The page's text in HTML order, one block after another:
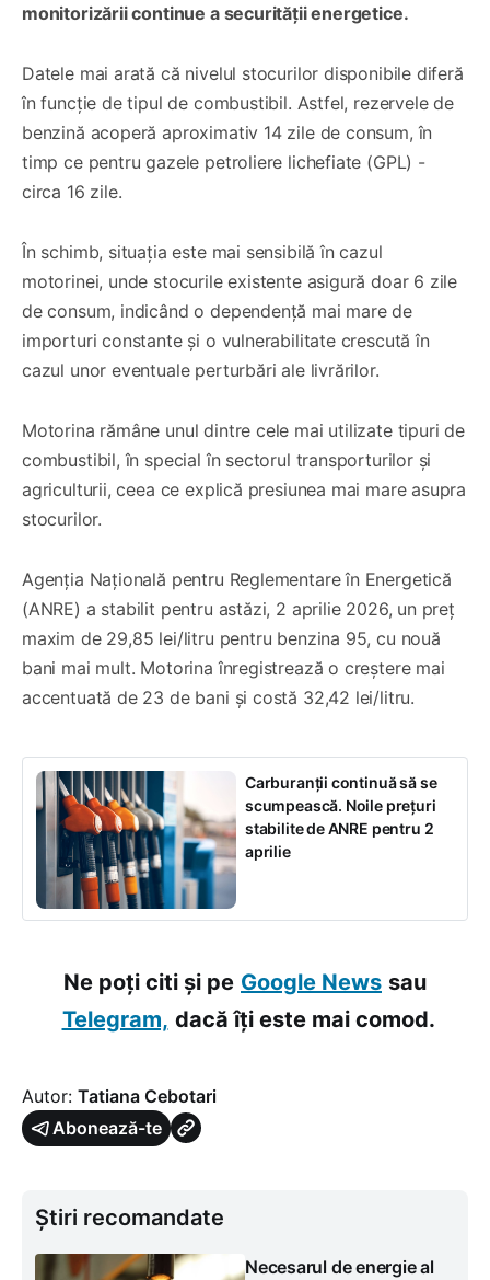
monitorizării continue a securității energetice.
Datele mai arată că nivelul stocurilor disponibile diferă
în funcție de tipul de combustibil. Astfel, rezervele de
benzină acoperă aproximativ 14 zile de consum, în
timp ce pentru gazele petroliere lichefiate (GPL) -
circa 16 zile.
În schimb, situația este mai sensibilă în cazul
motorinei, unde stocurile existente asigură doar 6 zile
de consum, indicând o dependență mai mare de
importuri constante și o vulnerabilitate crescută în
cazul unor eventuale perturbări ale livrărilor.
Motorina rămâne unul dintre cele mai utilizate tipuri de
combustibil, în special în sectorul transporturilor și
agriculturii, ceea ce explică presiunea mai mare asupra
stocurilor.
Agenția Națională pentru Reglementare în Energetică
(ANRE) a stabilit pentru astăzi, 2 aprilie 2026, un preț
maxim de 29,85 lei/litru pentru benzina 95, cu nouă
bani mai mult. Motorina înregistrează o creștere mai
accentuată de 23 de bani și costă 32,42 lei/litru.
Carburanții continuă să se
scumpească. Noile prețuri
stabilite de ANRE pentru 2
aprilie
Ne poți citi și pe Google News sau
Telegram, dacă îți este mai comod.
Autor: Tatiana Cebotari
Abonează-te
Știri recomandate
Necesarul de energie al